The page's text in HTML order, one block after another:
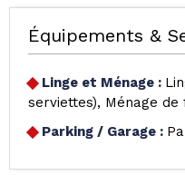
Équipements &
Linge et Ménage :
serviettes)
Ménage de
Parking / Garage :